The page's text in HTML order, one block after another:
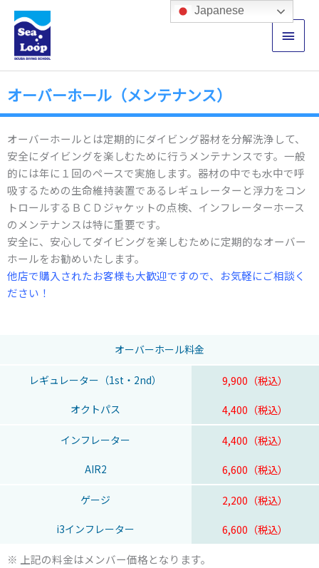
キ
ッ
プ
メ
イ
ン
ュ
ー
オーバーホール（メンテナンス）
オーバーホールとは定期的にダイビング器材を分解洗浄して、
安全にダイビングを楽しむために行うメンテナンスです。一般
的には年に１回のペースで実施します。器材の中でも水中で呼
吸するための生命維持装置であるレギュレーターと浮力をコン
トロールするＢＣＤジャケットの点検、インフレーターホース
のメンテナンスは特に重要です。
安全に、安心してダイビングを楽しむために定期的なオーバー
ホールをお勧めいたします。
他店で購入されたお客様も大歓迎ですので、お気軽にご相談く
ださい！
オーバーホール料金
レギュレーター（1st・2nd） 9,900（税込）
オクトパス 4,400（税込）
インフレーター 4,400（税込）
AIR2 6,600（税込）
ゲージ 2,200（税込）
i3インフレーター 6,600（税込）
※ 上記の料金はメンバー価格となります。
Japanese